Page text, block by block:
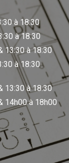
à 18:30
à 18:30
13:30 à 18:30
à 18:30
13:30 à 18:30
14h00 à 18h00